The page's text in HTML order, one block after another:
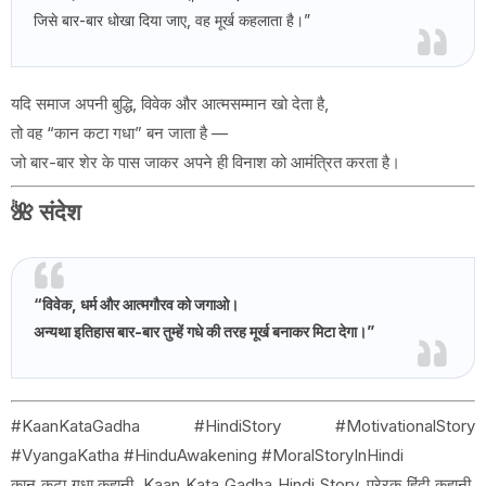
जिसे बार-बार धोखा दिया जाए, वह मूर्ख कहलाता है।”
यदि समाज अपनी बुद्धि, विवेक और आत्मसम्मान खो देता है,
तो वह “कान कटा गधा” बन जाता है —
जो बार-बार शेर के पास जाकर अपने ही विनाश को आमंत्रित करता है।
🌺संदेश
“विवेक, धर्म और आत्मगौरव को जगाओ।
अन्यथा इतिहास बार-बार तुम्हें गधे की तरह मूर्ख बनाकर मिटा देगा।”
#KaanKataGadha #HindiStory #MotivationalStory
#VyangaKatha #HinduAwakening #MoralStoryInHindi